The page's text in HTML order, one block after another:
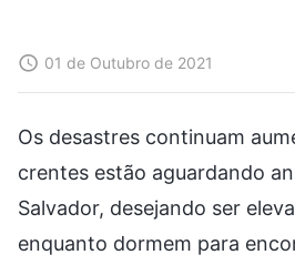
01 de Outubro de 2021
Os desastres continuam
crentes estão aguardando
Salvador, desejando ser
enquanto dormem para